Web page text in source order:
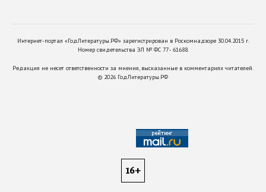
Интернет-портал «ГодЛитературы.РФ» зарегистрирован в Роскомнадзоре 30.04.2015 г.
Номер свидетельства ЭЛ № ФС 77 - 61688.
Редакция не несет ответственности за мнения, высказанные в комментариях читателей.
© 2026 ГодЛитературы.РФ
16+